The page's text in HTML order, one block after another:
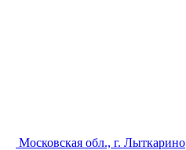
Московская обл., г. Лыткарино